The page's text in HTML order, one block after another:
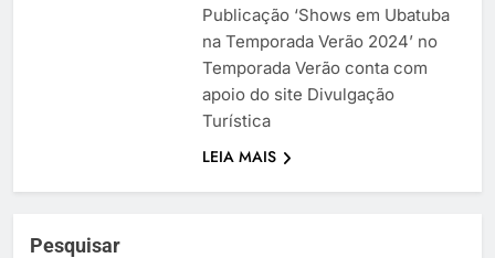
Publicação ‘Shows em Ubatuba
na Temporada Verão 2024’ no
Temporada Verão conta com
apoio do site Divulgação
Turística
LEIA MAIS
Pesquisar